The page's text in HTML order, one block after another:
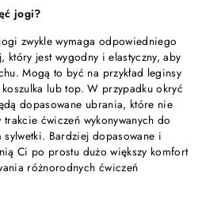
jogi?
zwykle wymaga odpowiedniego
jest wygodny i elastyczny, aby
Mogą to być na przykład leginsy
lub top. W przypadku okryć
dopasowane ubrania, które nie
ćwiczeń wykonywanych do
Bardziej dopasowane i
Ci po prostu dużo większy komfort
różnorodnych ćwiczeń